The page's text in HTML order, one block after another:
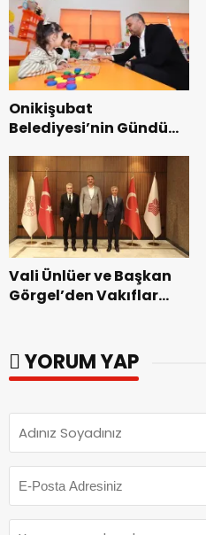
Onikişubat
Belediyesi’nin Gündüz
dönemin ön kayıtları
başladı.
Vali Ünlüer ve Başkan
Görgel’den Vakıflar
YORUM YAP